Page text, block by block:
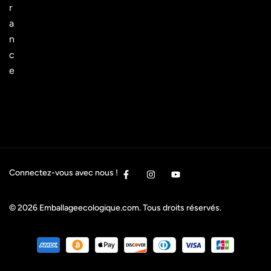
r
a
n
c
e
Connectez-vous avec nous !
© 2026 Emballageecologique.com. Tous droits réservés.